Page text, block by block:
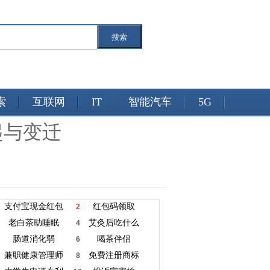
搜索
互联网 IT 智能汽车 5G
变迁